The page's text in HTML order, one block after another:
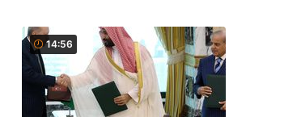
14:56